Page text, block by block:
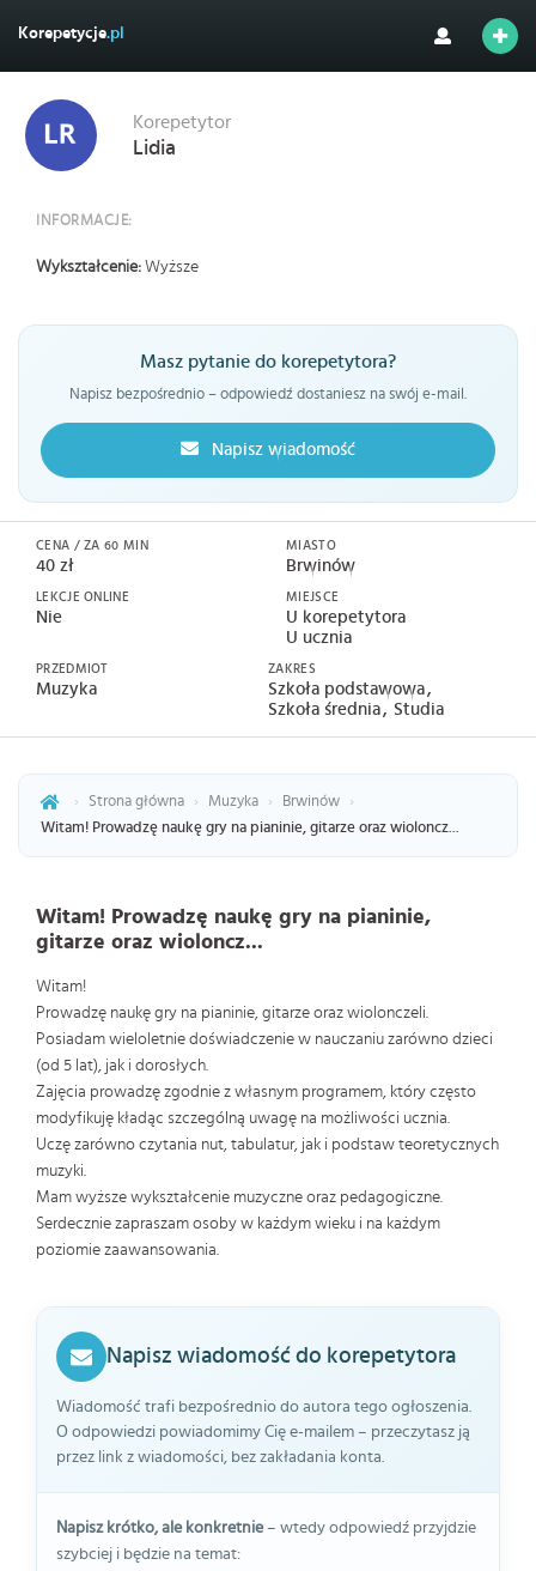
Korepetycje.pl
Korepetytor
Lidia
INFORMACJE:
Wykształcenie: Wyższe
Masz pytanie do korepetytora?
Napisz bezpośrednio – odpowiedź dostaniesz na swój e-mail.
Napisz wiadomość
CENA / ZA 60 MIN
40 zł
LEKCJE ONLINE
Nie
MIASTO
Brwinów
MIEJSCE
U korepetytora
U ucznia
PRZEDMIOT
Muzyka
ZAKRES
Szkoła podstawowa
Szkoła średnia Studia
› Strona główna › Muzyka › Brwinów
›
Witam! Prowadzę naukę gry na pianinie, gitarze oraz wioloncz...
Witam! Prowadzę naukę gry na pianinie,
gitarze oraz wioloncz...
Witam!
Prowadzę naukę gry na pianinie, gitarze oraz wiolonczeli.
Posiadam wieloletnie doświadczenie w nauczaniu zarówno dzieci
(od 5 lat), jak i dorosłych.
Zajęcia prowadzę zgodnie z własnym programem, który często
modyfikuję kładąc szczególną uwagę na możliwości ucznia.
Uczę zarówno czytania nut, tabulatur, jak i podstaw teoretycznych
muzyki.
Mam wyższe wykształcenie muzyczne oraz pedagogiczne.
Serdecznie zapraszam osoby w każdym wieku i na każdym
poziomie zaawansowania.
Napisz wiadomość do korepetytora
Wiadomość trafi bezpośrednio do autora tego ogłoszenia.
O odpowiedzi powiadomimy Cię e-mailem – przeczytasz ją
przez link z wiadomości, bez zakładania konta.
Napisz krótko, ale konkretnie– wtedy odpowiedź przyjdzie
szybciej i będzie na temat: